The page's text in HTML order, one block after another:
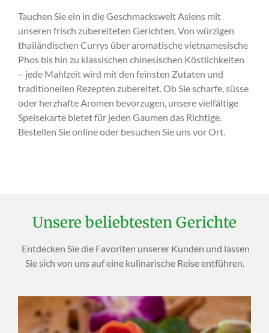
Tauchen Sie ein in die Geschmackswelt Asiens mit
unseren frisch zubereiteten Gerichten. Von würzigen
thailändischen Currys über aromatische vietnamesische
Phos bis hin zu klassischen chinesischen Köstlichkeiten
– jede Mahlzeit wird mit den feinsten Zutaten und
traditionellen Rezepten zubereitet. Ob Sie scharfe, süsse
oder herzhafte Aromen bevorzugen, unsere vielfältige
Speisekarte bietet für jeden Gaumen das Richtige.
Bestellen Sie online oder besuchen Sie uns vor Ort.
Unsere beliebtesten Gerichte
Entdecken Sie die Favoriten unserer Kunden und lassen
Sie sich von uns auf eine kulinarische Reise entführen.